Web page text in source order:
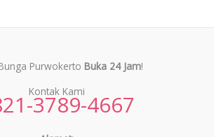
Purwokerto Buka 24 Jam!
Kontak Kami
3789-4667